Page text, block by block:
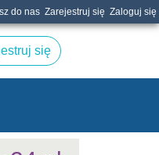
do nas Zarejestruj się Zaloguj się
się